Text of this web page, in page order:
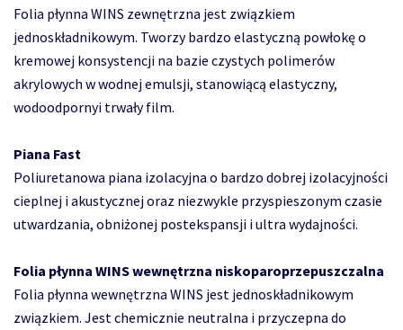
Folia płynna WINS zewnętrzna jest związkiem
jednoskładnikowym. Tworzy bardzo elastyczną powłokę o
kremowej konsystencji na bazie czystych polimerów
akrylowych w wodnej emulsji, stanowiącą elastyczny,
wodoodpornyi trwały film.
Piana Fast
Poliuretanowa piana izolacyjna o bardzo dobrej izolacyjności
cieplnej i akustycznej oraz niezwykle przyspieszonym czasie
utwardzania, obniżonej postekspansji i ultra wydajności.
Folia płynna WINS wewnętrzna niskoparoprzepuszczalna
Folia płynna wewnętrzna WINS jest jednoskładnikowym
związkiem. Jest chemicznie neutralna i przyczepna do